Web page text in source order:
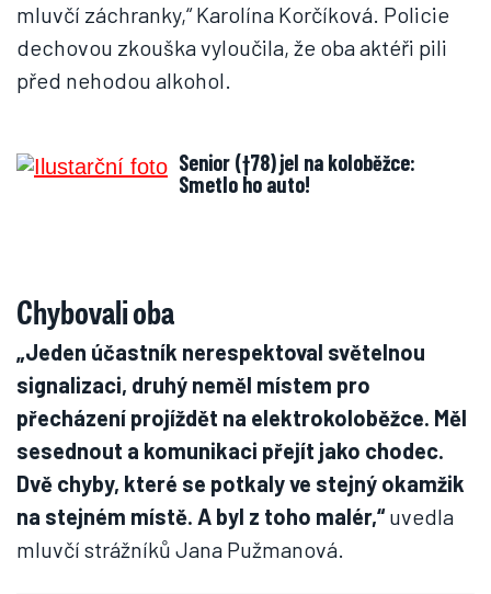
mluvčí záchranky,“ Karolína Korčíková. Policie
dechovou zkouška vyloučila, že oba aktéři pili
před nehodou alkohol.
Senior (†78) jel na koloběžce:
Smetlo ho auto!
Chybovali oba
„Jeden účastník nerespektoval světelnou
signalizaci, druhý neměl místem pro
přecházení projíždět na elektrokoloběžce. Měl
sesednout a komunikaci přejít jako chodec.
Dvě chyby, které se potkaly ve stejný okamžik
na stejném místě. A byl z toho malér,“uvedla
mluvčí strážníků Jana Pužmanová.